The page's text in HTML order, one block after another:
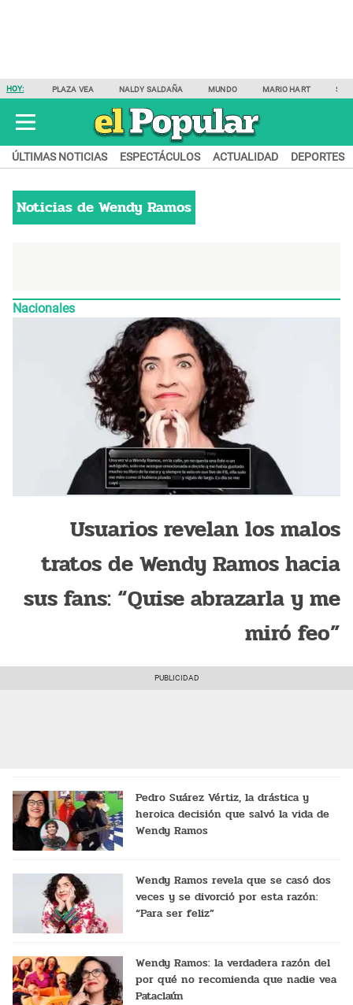
HOY: PLAZA VEA NALDY SALDAÑA MUNDO MARIO HART
ÚLTIMAS NOTICIAS ESPECTÁCULOS ACTUALIDAD DEPORTES
Noticias de Wendy Ramos
Nacionales
Usuarios revelan los malos
tratos de Wendy Ramos hacia
sus fans: “Quise abrazarla y me
miró feo”
Pedro Suárez Vértiz, la drástica y
heroica decisión que salvó la vida de
Wendy Ramos
Wendy Ramos revela que se casó dos
veces y se divorció por esta razón:
“Para ser feliz”
Wendy Ramos: la verdadera razón del
por qué no recomienda que nadie vea
Pataclaún